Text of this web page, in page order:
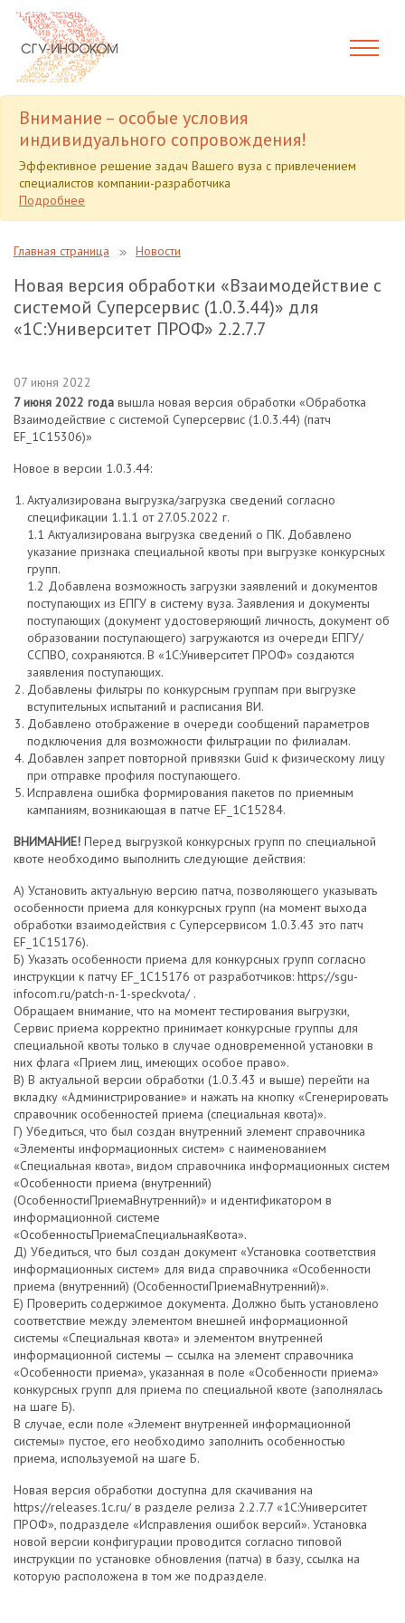
Внимание – особые условия
индивидуального сопровождения!
Эффективное решение задач Вашего вуза с привлечением
специалистов компании-разработчика
Подробнее
Главная страница Новости
Новая версия обработки «Взаимодействие с
системой Суперсервис (1.0.3.44)» для
«1С:Университет ПРОФ» 2.2.7.7
07 июня 2022
7 июня 2022 года вышла новая версия обработки «Обработка
Взаимодействие с системой Суперсервис (1.0.3.44) (патч
EF_1C15306)»
Новое в версии 1.0.3.44:
Актуализирована выгрузка/загрузка сведений согласно
спецификации 1.1.1 от 27.05.2022 г.
1.1 Актуализирована выгрузка сведений о ПК. Добавлено
указание признака специальной квоты при выгрузке конкурсных
групп.
1.2 Добавлена возможность загрузки заявлений и документов
поступающих из ЕПГУ в систему вуза. Заявления и документы
поступающих (документ удостоверяющий личность, документ об
образовании поступающего) загружаются из очереди ЕПГУ/
ССПВО, сохраняются. В «1С:Университет ПРОФ» создаются
заявления поступающих.
Добавлены фильтры по конкурсным группам при выгрузке
вступительных испытаний и расписания ВИ.
Добавлено отображение в очереди сообщений параметров
подключения для возможности фильтрации по филиалам.
Добавлен запрет повторной привязки Guid к физическому лицу
при отправке профиля поступающего.
Исправлена ошибка формирования пакетов по приемным
кампаниям, возникающая в патче EF_1C15284.
ВНИМАНИЕ! Перед выгрузкой конкурсных групп по специальной
квоте необходимо выполнить следующие действия:
А) Установить актуальную версию патча, позволяющего указывать
особенности приема для конкурсных групп (на момент выхода
обработки взаимодействия с Суперсервисом 1.0.3.43 это патч
EF_1C15176).
Б) Указать особенности приема для конкурсных групп согласно
инструкции к патчу EF_1C15176 от разработчиков: https://sgu-
infocom.ru/patch-n-1-speckvota/ .
Обращаем внимание, что на момент тестирования выгрузки,
Сервис приема корректно принимает конкурсные группы для
специальной квоты только в случае одновременной установки в
них флага «Прием лиц, имеющих особое право».
В) В актуальной версии обработки (1.0.3.43 и выше) перейти на
вкладку «Администрирование» и нажать на кнопку «Сгенерировать
справочник особенностей приема (специальная квота)».
Г) Убедиться, что был создан внутренний элемент справочника
«Элементы информационных систем» с наименованием
«Специальная квота», видом справочника информационных систем
«Особенности приема (внутренний)
(ОсобенностиПриемаВнутренний)» и идентификатором в
информационной системе
«ОсобенностьПриемаСпециальнаяКвота».
Д) Убедиться, что был создан документ «Установка соответствия
информационных систем» для вида справочника «Особенности
приема (внутренний) (ОсобенностиПриемаВнутренний)».
Е) Проверить содержимое документа. Должно быть установлено
соответствие между элементом внешней информационной
системы «Специальная квота» и элементом внутренней
информационной системы — ссылка на элемент справочника
«Особенности приема», указанная в поле «Особенности приема»
конкурсных групп для приема по специальной квоте (заполнялась
на шаге Б).
В случае, если поле «Элемент внутренней информационной
системы» пустое, его необходимо заполнить особенностью
приема, используемой на шаге Б.
Новая версия обработки доступна для скачивания на
https://releases.1c.ru/ в разделе релиза 2.2.7.7 «1С:Университет
ПРОФ», подразделе «Исправления ошибок версий». Установка
новой версии конфигурации проводится согласно типовой
инструкции по установке обновления (патча) в базу, ссылка на
которую расположена в том же подразделе.